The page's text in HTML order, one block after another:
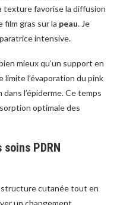
texture favorise la diffusion
film gras sur la peau. Je
intensive.
mieux qu’un support en
l’évaporation du pink
l’épiderme. Ce temps
optimale des
PDRN
structure cutanée tout en